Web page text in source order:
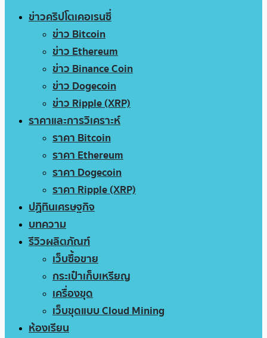
ข่าวคริปโตเคอเรนซี่
ข่าว Bitcoin
ข่าว Ethereum
ข่าว Binance Coin
ข่าว Dogecoin
ข่าว Ripple (XRP)
ราคาและการวิเคราะห์
ราคา Bitcoin
ราคา Ethereum
ราคา Dogecoin
ราคา Ripple (XRP)
ปฏิทินเศรษฐกิจ
บทความ
รีวิวผลิตภัณฑ์
เว็บซื้อขาย
กระเป๋าเก็บเหรียญ
เครื่องขุด
เว็บขุดแบบ Cloud Mining
ห้องเรียน